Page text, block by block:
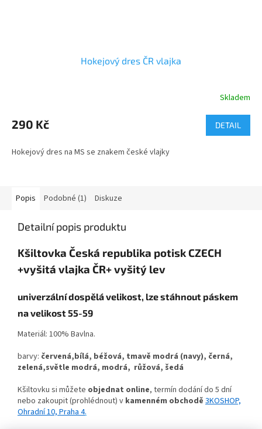
Hokejový dres ČR vlajka
Skladem
290 Kč DETAIL
Hokejový dres na MS se znakem české vlajky
Popis Podobné (1) Diskuze
Detailní popis produktu
Kšiltovka Česká republika potisk CZECH
+vyšitá vlajka ČR+ vyšitý lev
univerzální dospělá velikost, lze stáhnout páskem
na velikost 55-59
Materiál: 100% Bavlna.
barvy: červená,bílá, béžová, tmavě modrá (navy), černá,
zelená,světle modrá, modrá, růžová, šedá
Kšiltovku si můžete objednat online, termín dodání do 5 dní
nebo zakoupit (prohlédnout) v kamenném obchodě 3KOSHOP,
Ohradní 10, Praha 4.